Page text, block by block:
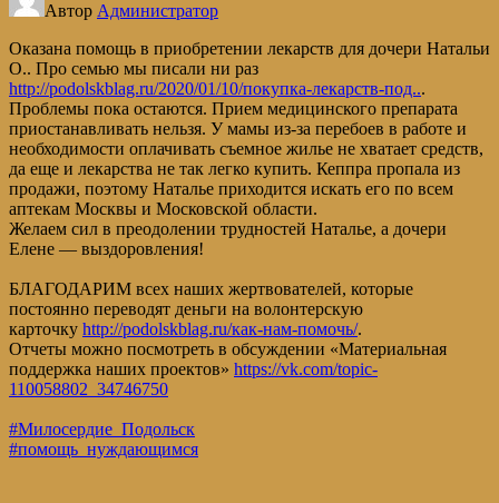
Автор Администратор
Оказана помощь в приобретении лекарств для дочери Натальи
О.. Про семью мы писали ни раз
http://podolskblag.ru/2020/01/10/покупка-лекарств-под...
Проблемы пока остаются. Прием медицинского препарата
приостанавливать нельзя. У мамы из-за перебоев в работе и
необходимости оплачивать съемное жилье не хватает средств,
да еще и лекарства не так легко купить. Кеппра пропала из
продажи, поэтому Наталье приходится искать его по всем
аптекам Москвы и Московской области.
Желаем сил в преодолении трудностей Наталье, а дочери
Елене — выздоровления!
БЛАГОДАРИМ всех наших жертвователей, которые
постоянно переводят деньги на волонтерскую
карточку http://podolskblag.ru/как-нам-помочь/.
Отчеты можно посмотреть в обсуждении «Материальная
поддержка наших проектов» https://vk.com/topic-
110058802_34746750
#Милосердие_Подольск
#помощь_нуждающимся